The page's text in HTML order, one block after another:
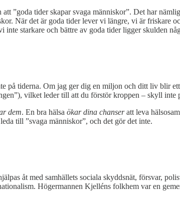
”goda tider skapar svaga människor”. Det har
När det är goda tider lever vi längre, vi är friskare
starkare och bättre av goda tider ligger skulden
tiderna. Om jag ger dig en miljon och ditt liv blir
vilket leder till att du förstör kroppen – skyll
dem. En bra hälsa ökar dina chanseratt leva
till ”svaga människor”, och det gör det inte.
åt med samhällets sociala skyddsnät, försvar,
Högermannen Kjelléns folkhem var en